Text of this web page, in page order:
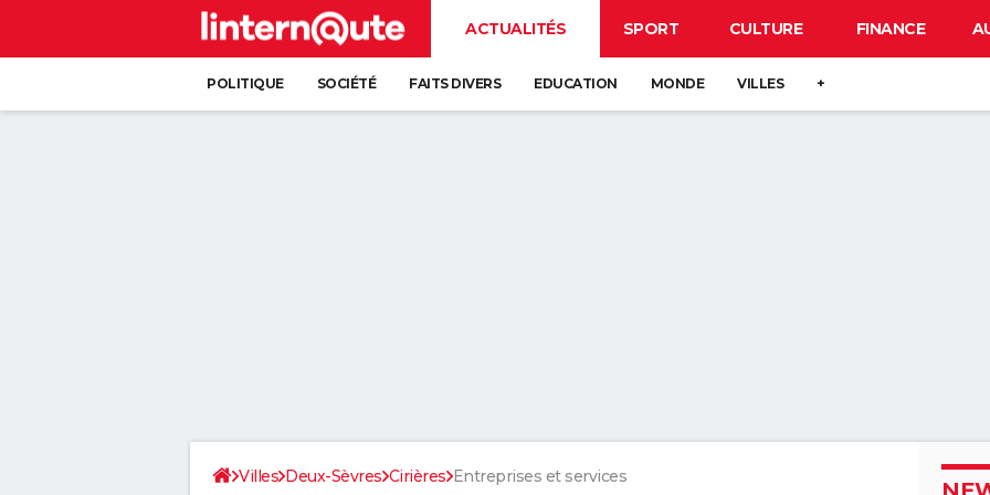
ACTUALITÉS SPORT CULTURE FINANCE
POLITIQUE SOCIÉTÉ FAITS DIVERS EDUCATION MONDE VILLES +
Villes Deux-Sèvres Cirières Entreprises et services